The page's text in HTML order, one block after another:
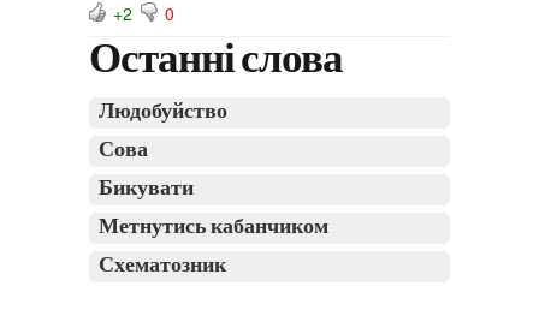
+2 0
Останні слова
Людобуйство
Сова
Бикувати
Метнутись кабанчиком
Схематозник